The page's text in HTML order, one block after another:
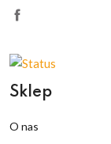
Sklep
O nas